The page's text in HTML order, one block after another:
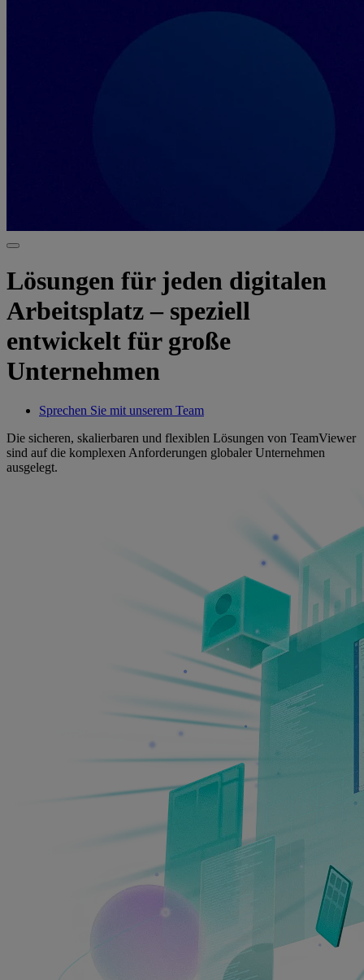
Lösungen für jeden digitalen
Arbeitsplatz – speziell
entwickelt für große
Unternehmen
Sprechen Sie mit unserem Team
Die sicheren, skalierbaren und flexiblen Lösungen von TeamViewer
sind auf die komplexen Anforderungen globaler Unternehmen
ausgelegt.